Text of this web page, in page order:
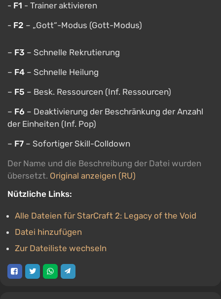
- F1 - Trainer aktivieren
- F2 – „Gott“-Modus (Gott-Modus)
– F3 – Schnelle Rekrutierung
– F4 – Schnelle Heilung
– F5 – Besk. Ressourcen (Inf. Ressourcen)
– F6 – Deaktivierung der Beschränkung der Anzahl
der Einheiten (Inf. Pop)
– F7 – Sofortiger Skill-Colldown
Der Name und die Beschreibung der Datei wurden
übersetzt. Original anzeigen (RU)
Nützliche Links:
Alle Dateien für StarCraft 2: Legacy of the Void
Datei hinzufügen
Zur Dateiliste wechseln